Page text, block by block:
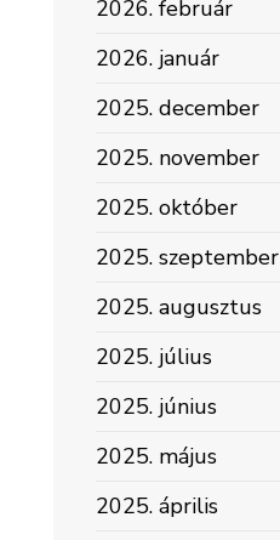
2026. február
2026. január
2025. december
2025. november
2025. október
2025. szeptember
2025. augusztus
2025. július
2025. június
2025. május
2025. április